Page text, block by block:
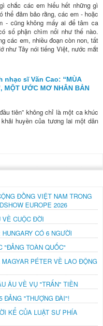
chắc các em hiểu hết những gì
thể đảm bảo rằng, các em - hoặc
- cũng không mấy ai để tâm ca
số phận chìm nổi như thế nào.
các em, nhiều đoạn còn non, tất
như Tây nói tiếng Việt, nước mắt
nhạc sĩ Văn Cao: “MÙA
MỘT ƯỚC MƠ NHÂN BẢN
tiên” không chỉ là một ca khúc
huyền của tương lai một dân
ĐỒNG VIỆT NAM TRONG
EUROPE 2026
CUỘC ĐỜI
CÓ 6 NGƯỜI
"ĐẢNG TOÀN QUỐC"
PÉTER VỀ LAO ĐỘNG
ÂU VỀ VỤ "TRẤN" TIỀN
ĐẢNG "THƯỢNG ĐÀI"!
KỂ CỦA LUẬT SƯ PHÍA